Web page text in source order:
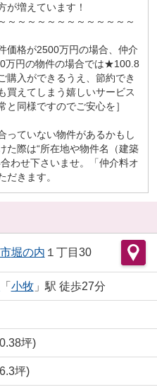
増えています！
～～～～～～～～～～～～～
価格が2500万円の場合、仲介
円の物件の場合では★100.8
入ができるうえ、節約でき
買えてしまう嬉しいサービス
同様ですのでご安心を］
っていない物件があるかもし
た際は“所在地や物件名（建築
わせ下さいませ。「仲介料オ
だきます。
堀の内 １丁目30
「 小牧」駅 徒歩27分
坪)
坪)